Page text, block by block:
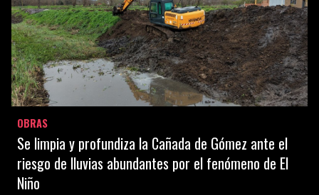
OBRAS
Se limpia y profundiza la Cañada de Gómez ante el
riesgo de lluvias abundantes por el fenómeno de El
Niño